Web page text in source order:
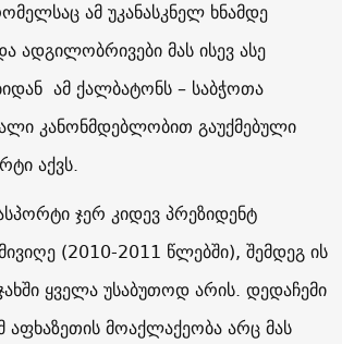
ამ უკანასკნელ ხნამდე
ადგილობრივები მას ისევ ასე
ამ ქალბატონს – საბჭოთა
კანონმდებლობით გაუქმებული
აქვს.
ჯერ კიდევ პრეზიდენტ
(2010-2011 წლებში), შემდეგ ის
ყველა უსაბუთოდ არის. დედაჩემი
აფხაზეთის მოაქლაქეობა არც მას